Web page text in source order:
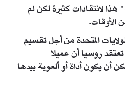
لانتقادات كثيرة لكن لم
الأوقات.
المتحدة من أجل تقسيم
روسيا أن عميلا
أن يكون أداة أو ألعوبة بيدها